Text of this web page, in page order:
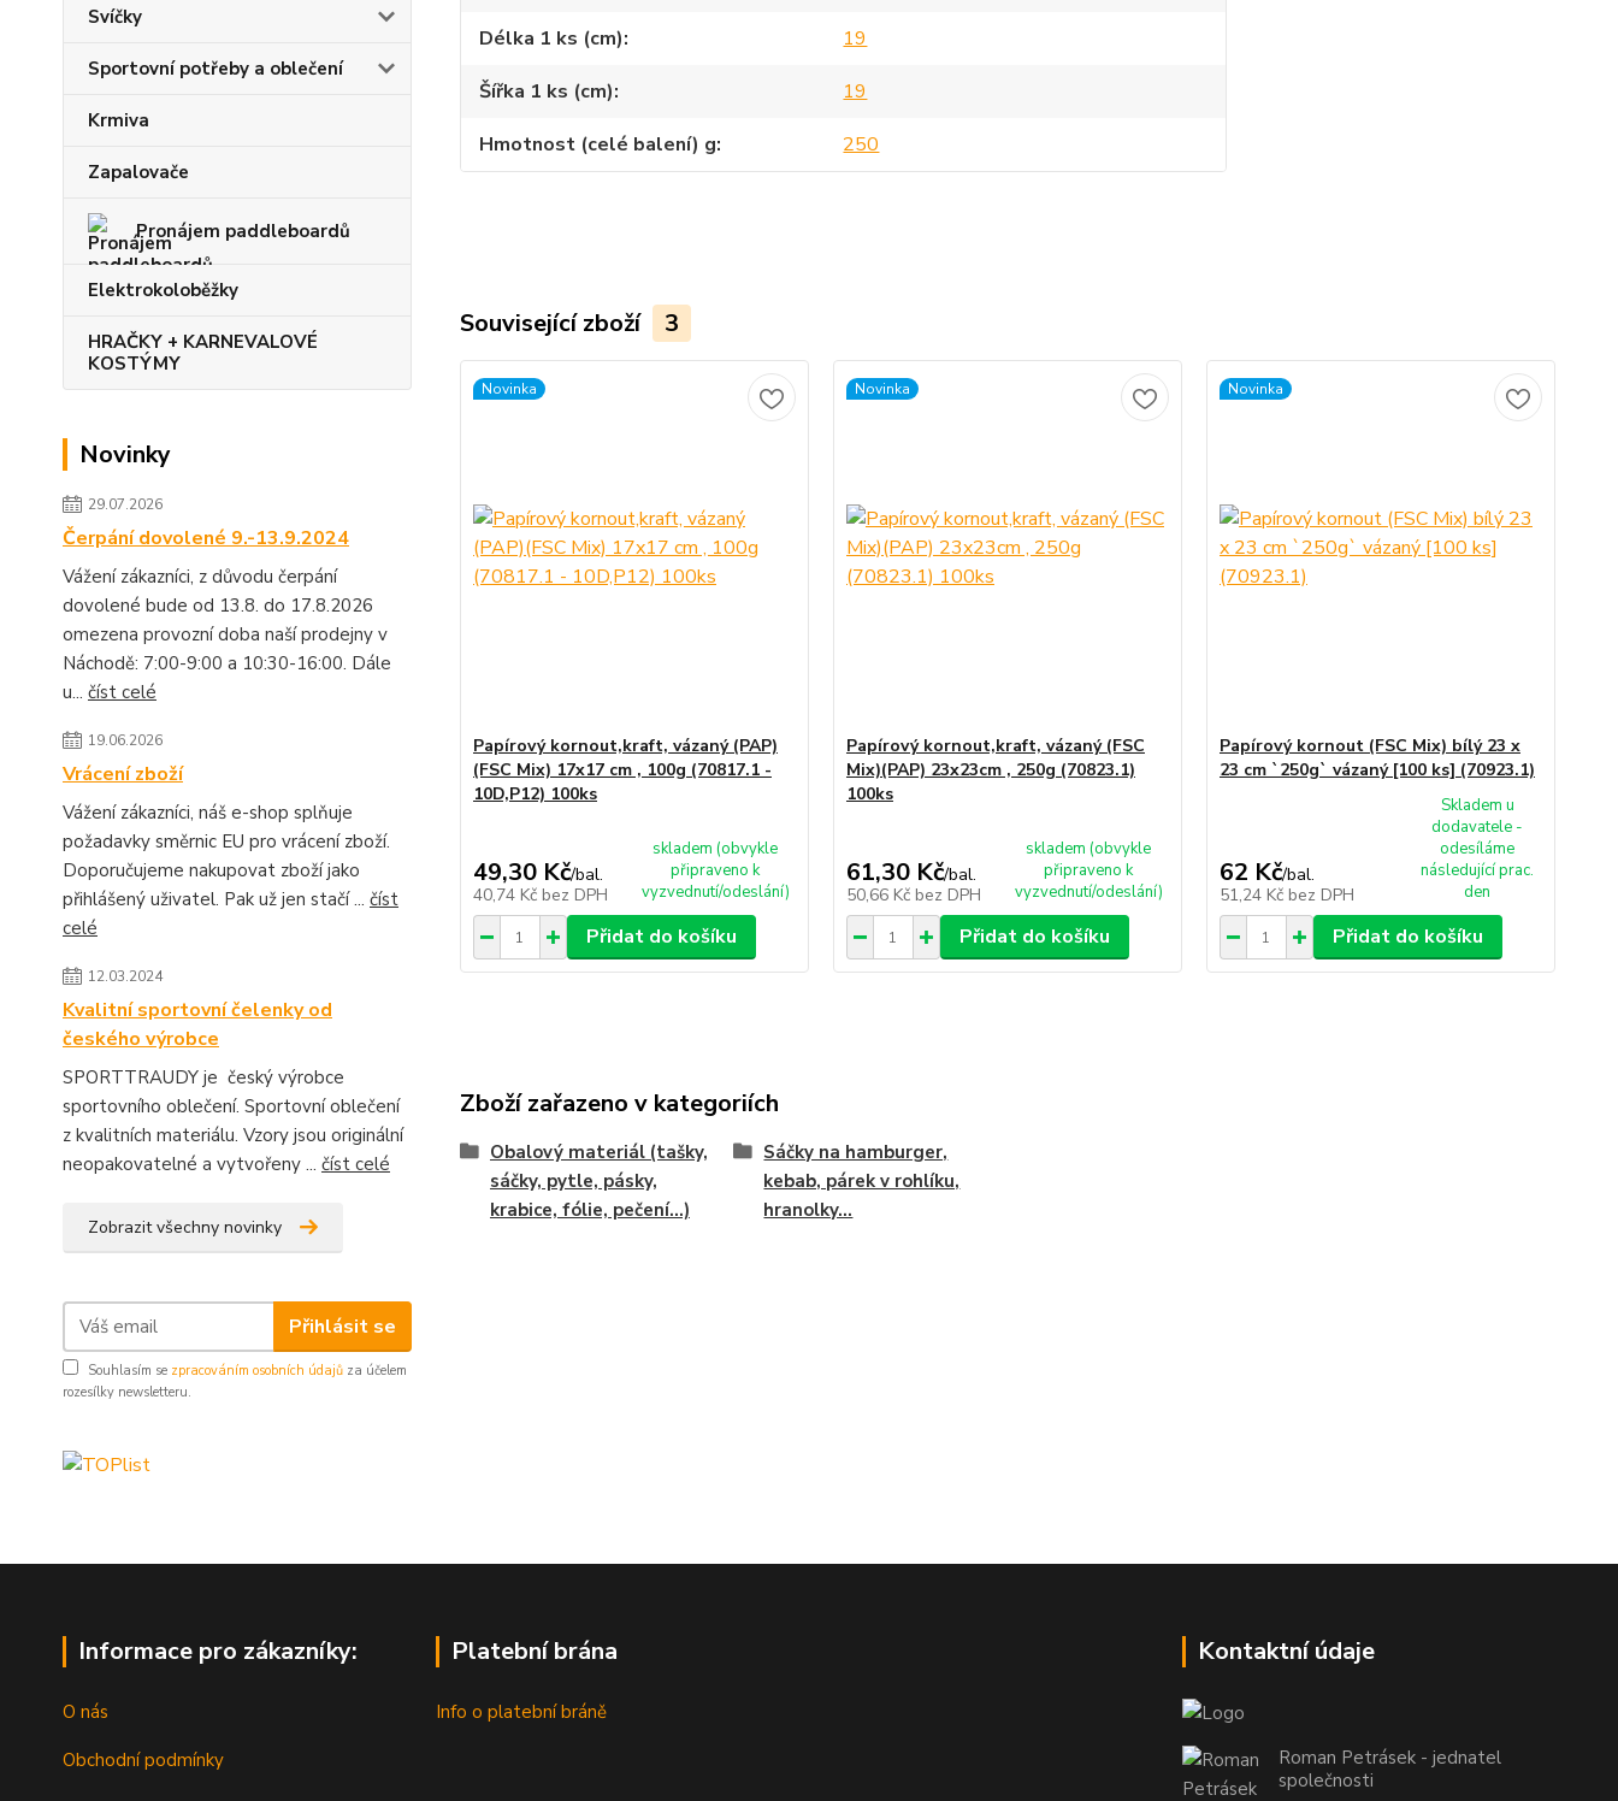
Svíčky
Sportovní potřeby a oblečení
Krmiva
Zapalovače
Pronájem paddleboardů
Elektrokoloběžky
HRAČKY + KARNEVALOVÉ
KOSTÝMY
Novinky
29.07.2026
Čerpání dovolené 9.-13.9.2024
Vážení zákazníci, z důvodu čerpání
dovolené bude od 13.8. do 17.8.2026
omezena provozní doba naší prodejny v
Náchodě: 7:00-9:00 a 10:30-16:00. Dále
u... číst celé
19.06.2026
Vrácení zboží
Vážení zákazníci, náš e-shop splňuje
požadavky směrnic EU pro vrácení zboží.
Doporučujeme nakupovat zboží jako
přihlášený uživatel. Pak už jen stačí ... číst
celé
12.03.2024
Kvalitní sportovní čelenky od
českého výrobce
SPORTTRAUDY je český výrobce
sportovního oblečení. Sportovní oblečení
z kvalitních materiálu. Vzory jsou originální
neopakovatelné a vytvořeny ... číst celé
Zobrazit všechny novinky
Přihlásit se
Souhlasím se zpracováním osobních údajů za účelem
rozesílky newsletteru.
Délka 1 ks (cm)
19
Šířka 1 ks (cm)
19
Hmotnost (celé balení) g
250
Související zboží 3
Novinka
Papírový kornout,kraft, vázaný (PAP)
(FSC Mix) 17x17 cm , 100g (70817.1 -
10D,P12) 100ks
49,30 Kč/bal.
40,74 Kč bez DPH
skladem (obvykle
připraveno k
vyzvednutí/odeslání)
Přidat do košíku
Novinka
Papírový kornout,kraft, vázaný (FSC
Mix)(PAP) 23x23cm , 250g (70823.1)
100ks
61,30 Kč/bal.
50,66 Kč bez DPH
skladem (obvykle
připraveno k
vyzvednutí/odeslání)
Přidat do košíku
Novinka
Papírový kornout (FSC Mix) bílý 23 x
23 cm `250g` vázaný [100 ks] (70923.1)
62 Kč/bal.
51,24 Kč bez DPH
Skladem u
dodavatele -
odesíláme
následující prac.
den
Přidat do košíku
Zboží zařazeno v kategoriích
Obalový materiál (tašky,
sáčky, pytle, pásky,
krabice, fólie, pečení...)
Sáčky na hamburger,
kebab, párek v rohlíku,
hranolky...
Informace pro zákazníky:
O nás
Obchodní podmínky
Platební brána
Info o platební bráně
Kontaktní údaje
Roman Petrásek - jednatel
společnosti